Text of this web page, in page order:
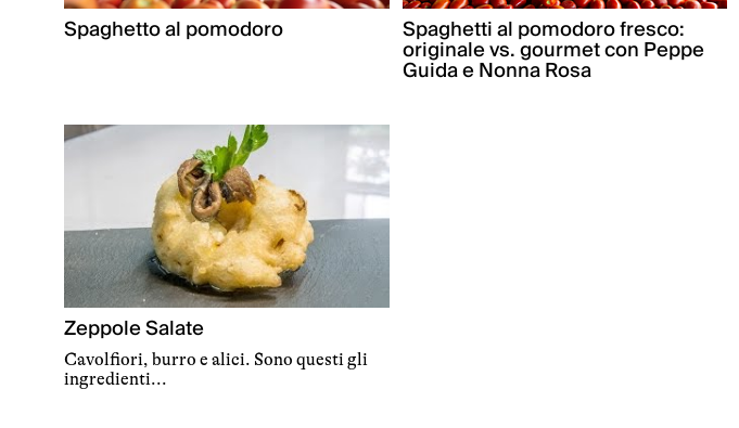
Spaghetto al pomodoro Spaghetti al pomodoro fresco:
originale vs. gourmet con Peppe
Guida e Nonna Rosa
Zeppole Salate
Cavolfiori, burro e alici. Sono questi gli
ingredienti...